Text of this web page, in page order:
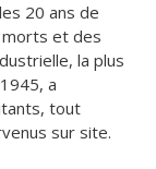
20 ans de
morts et des
la plus
a
tout
sur site.